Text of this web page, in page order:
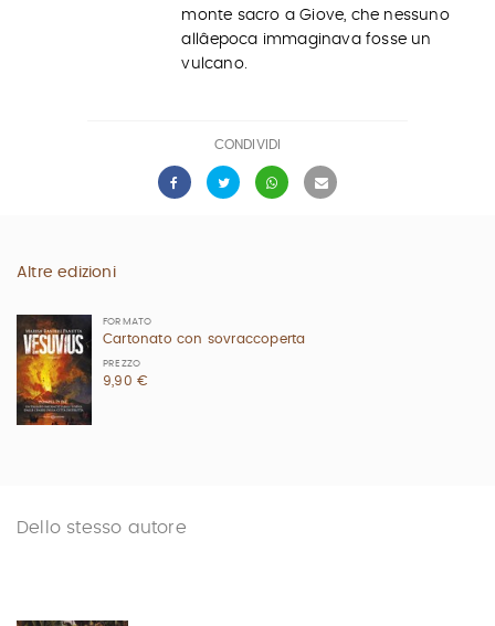
monte sacro a Giove, che nessuno
allâepoca immaginava fosse un
vulcano.
CONDIVIDI
Altre edizioni
FORMATO
Cartonato con sovraccoperta
PREZZO
9,90 €
Dello stesso autore